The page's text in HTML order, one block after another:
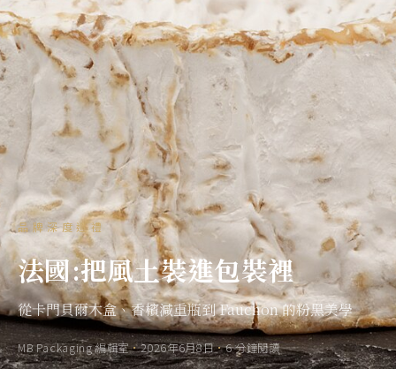
品牌深度巡禮
法國:把風土裝進包裝裡
從卡門貝爾木盒、香檳減重瓶到 Fauchon 的粉黑美學
MB Packaging 編輯室·2026年6月8日·6 分鐘閱讀